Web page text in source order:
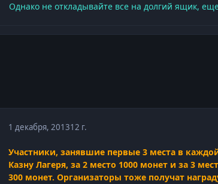
Однако не откладывайте все на долгий ящик,
1 декабря, 201312 г.
Участники, занявшие первые 3 места в
Казну Лагеря, за 2 место 1000 монет и за 3
300 монет. Организаторы тоже получат